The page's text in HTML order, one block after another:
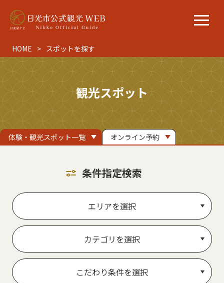
HOME スポットを探す
観光スポット
体験・観光スポット一覧 オンライン予約
条件指定検索
エリアを選択
カテゴリを選択
こだわり条件を選択